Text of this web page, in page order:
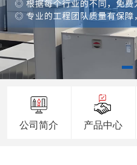
公司简介 产品中心